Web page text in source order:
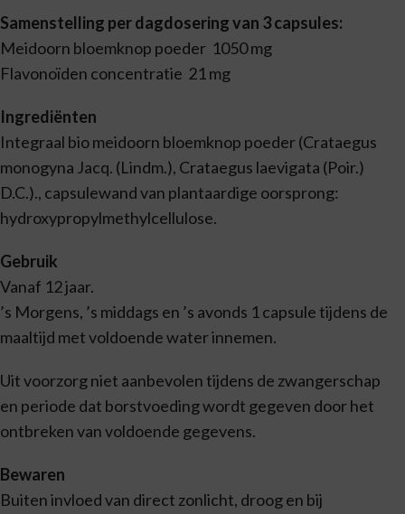
Samenstelling per dagdosering van 3 capsules:
Meidoorn bloemknop poeder 1050 mg
Flavonoïden concentratie 21 mg
Ingrediënten
Integraal bio meidoorn bloemknop poeder (Crataegus
monogyna Jacq. (Lindm.), Crataegus laevigata (Poir.)
D.C.)., capsulewand van plantaardige oorsprong:
hydroxypropylmethylcellulose.
Gebruik
Vanaf 12 jaar.
’s Morgens, ’s middags en ’s avonds 1 capsule tijdens de
maaltijd met voldoende water innemen.
Uit voorzorg niet aanbevolen tijdens de zwangerschap
en periode dat borstvoeding wordt gegeven door het
ontbreken van voldoende gegevens.
Bewaren
Buiten invloed van direct zonlicht, droog en bij